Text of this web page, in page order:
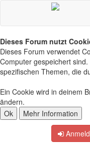
Dieses Forum nutzt
Dieses Forum verwendet
Computer gespeichert
spezifischen Themen, die
Ein Cookie wird in deinem
ändern.